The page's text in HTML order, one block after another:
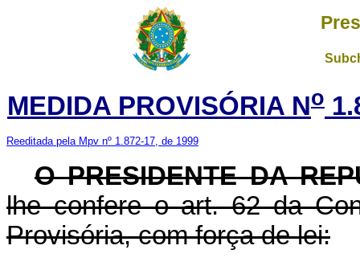
MEDIDA PROVISÓRIA No
Reeditada pela Mpv nº 1.872-17, de 1999
O PRESIDENTE DA
lhe confere o art. 62 da
Provisória, com força de lei: